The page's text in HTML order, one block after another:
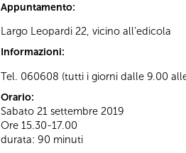
Appuntamento:
Largo Leopardi 22, vicino all’edicola
Informazioni:
Tel. 060608 (tutti i giorni dalle 9.00
Orario:
Sabato 21 settembre 2019
Ore 15.30-17.00
durata: 90 minuti